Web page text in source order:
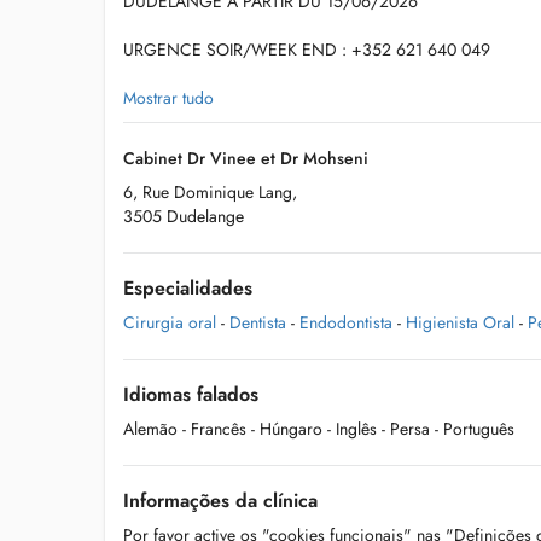
URGENCE SOIR/WEEK END : +352 621 640 049
NOUS NOUS EFFORÇONS DE VOUS RECEVOIR
VOTRE DOULEUR ET PRÉSERVER VOTRE SOURIRE
PRISE DE RDV PAR TELEPHONE/WHATSAPP/SMS :
TIERS PAYANT DISPONIBLE, AUCUNE AVANCE DE
Mostrar tudo
Cabinet Dr Vinee et Dr Mohseni
6, Rue Dominique Lang,
3505 Dudelange
Especialidades
Cirurgia oral - Dentista - Endodontista - Higienista Oral -
Idiomas falados
Alemão - Francês - Húngaro - Inglês - Persa - Português
Informações da clínica
Por favor active os "cookies funcionais" nas